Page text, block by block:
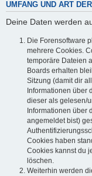
UMFANG UND ART
Deine Daten werden
Die Forensoftware
mehrere Cookies.
temporäre Dateien
Boards erhalten
Sitzung (damit dir
Informationen über
dieser als gelesen/
Informationen über
angemeldet bist)
Cookies haben
Cookies kannst du
löschen.
Weiterhin werden